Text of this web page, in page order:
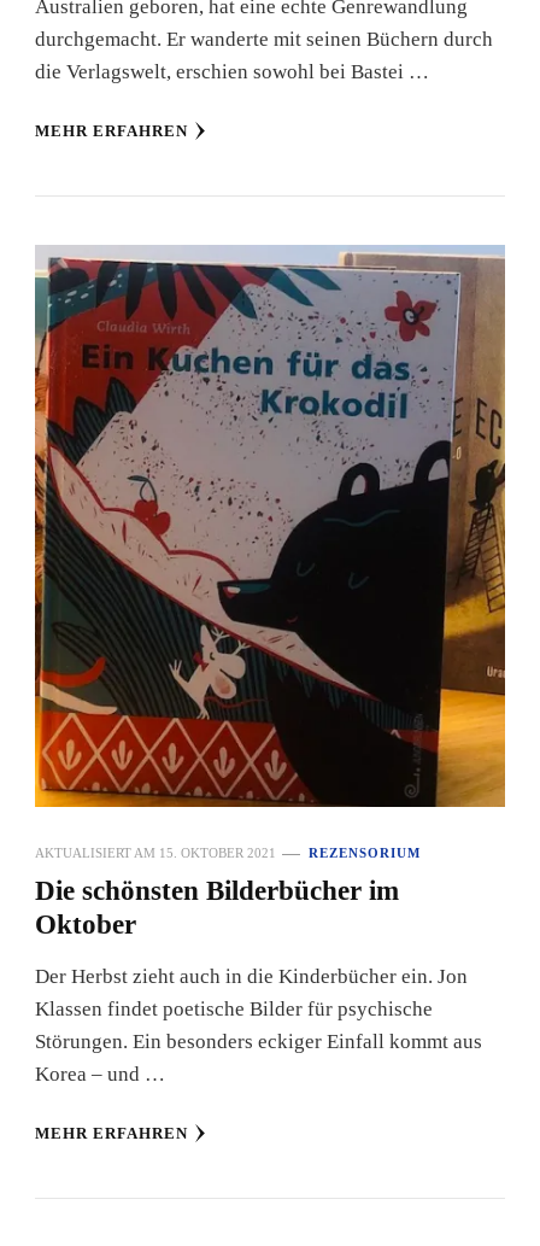
Australien geboren, hat eine echte Genrewandlung
durchgemacht. Er wanderte mit seinen Büchern durch
die Verlagswelt, erschien sowohl bei Bastei …
MEHR ERFAHREN
AKTUALISIERT AM 15. OKTOBER 2021 REZENSORIUM
Die schönsten Bilderbücher im
Oktober
Der Herbst zieht auch in die Kinderbücher ein. Jon
Klassen findet poetische Bilder für psychische
Störungen. Ein besonders eckiger Einfall kommt aus
Korea – und …
MEHR ERFAHREN